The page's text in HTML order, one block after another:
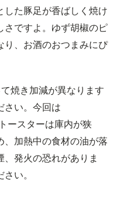
した豚足が香ばしく焼け
さですよ。ゆず胡椒のピ
り、お酒のおつまみにぴ
焼き加減が異なります
さい。今回は
ースターは庫内が狭
、加熱中の食材の油が落
発火の恐れがありま
い。